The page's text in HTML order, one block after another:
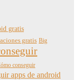
gratis
gratis Big
conseguir
apps de android